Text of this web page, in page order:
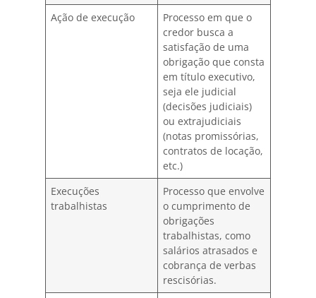
Ação de execução
Processo em que o
credor busca a
satisfação de uma
obrigação que consta
em título executivo,
seja ele judicial
(decisões judiciais)
ou extrajudiciais
(notas promissórias,
contratos de locação,
etc.)
Execuções
trabalhistas
Processo que envolve
o cumprimento de
obrigações
trabalhistas, como
salários atrasados e
cobrança de verbas
rescisórias.